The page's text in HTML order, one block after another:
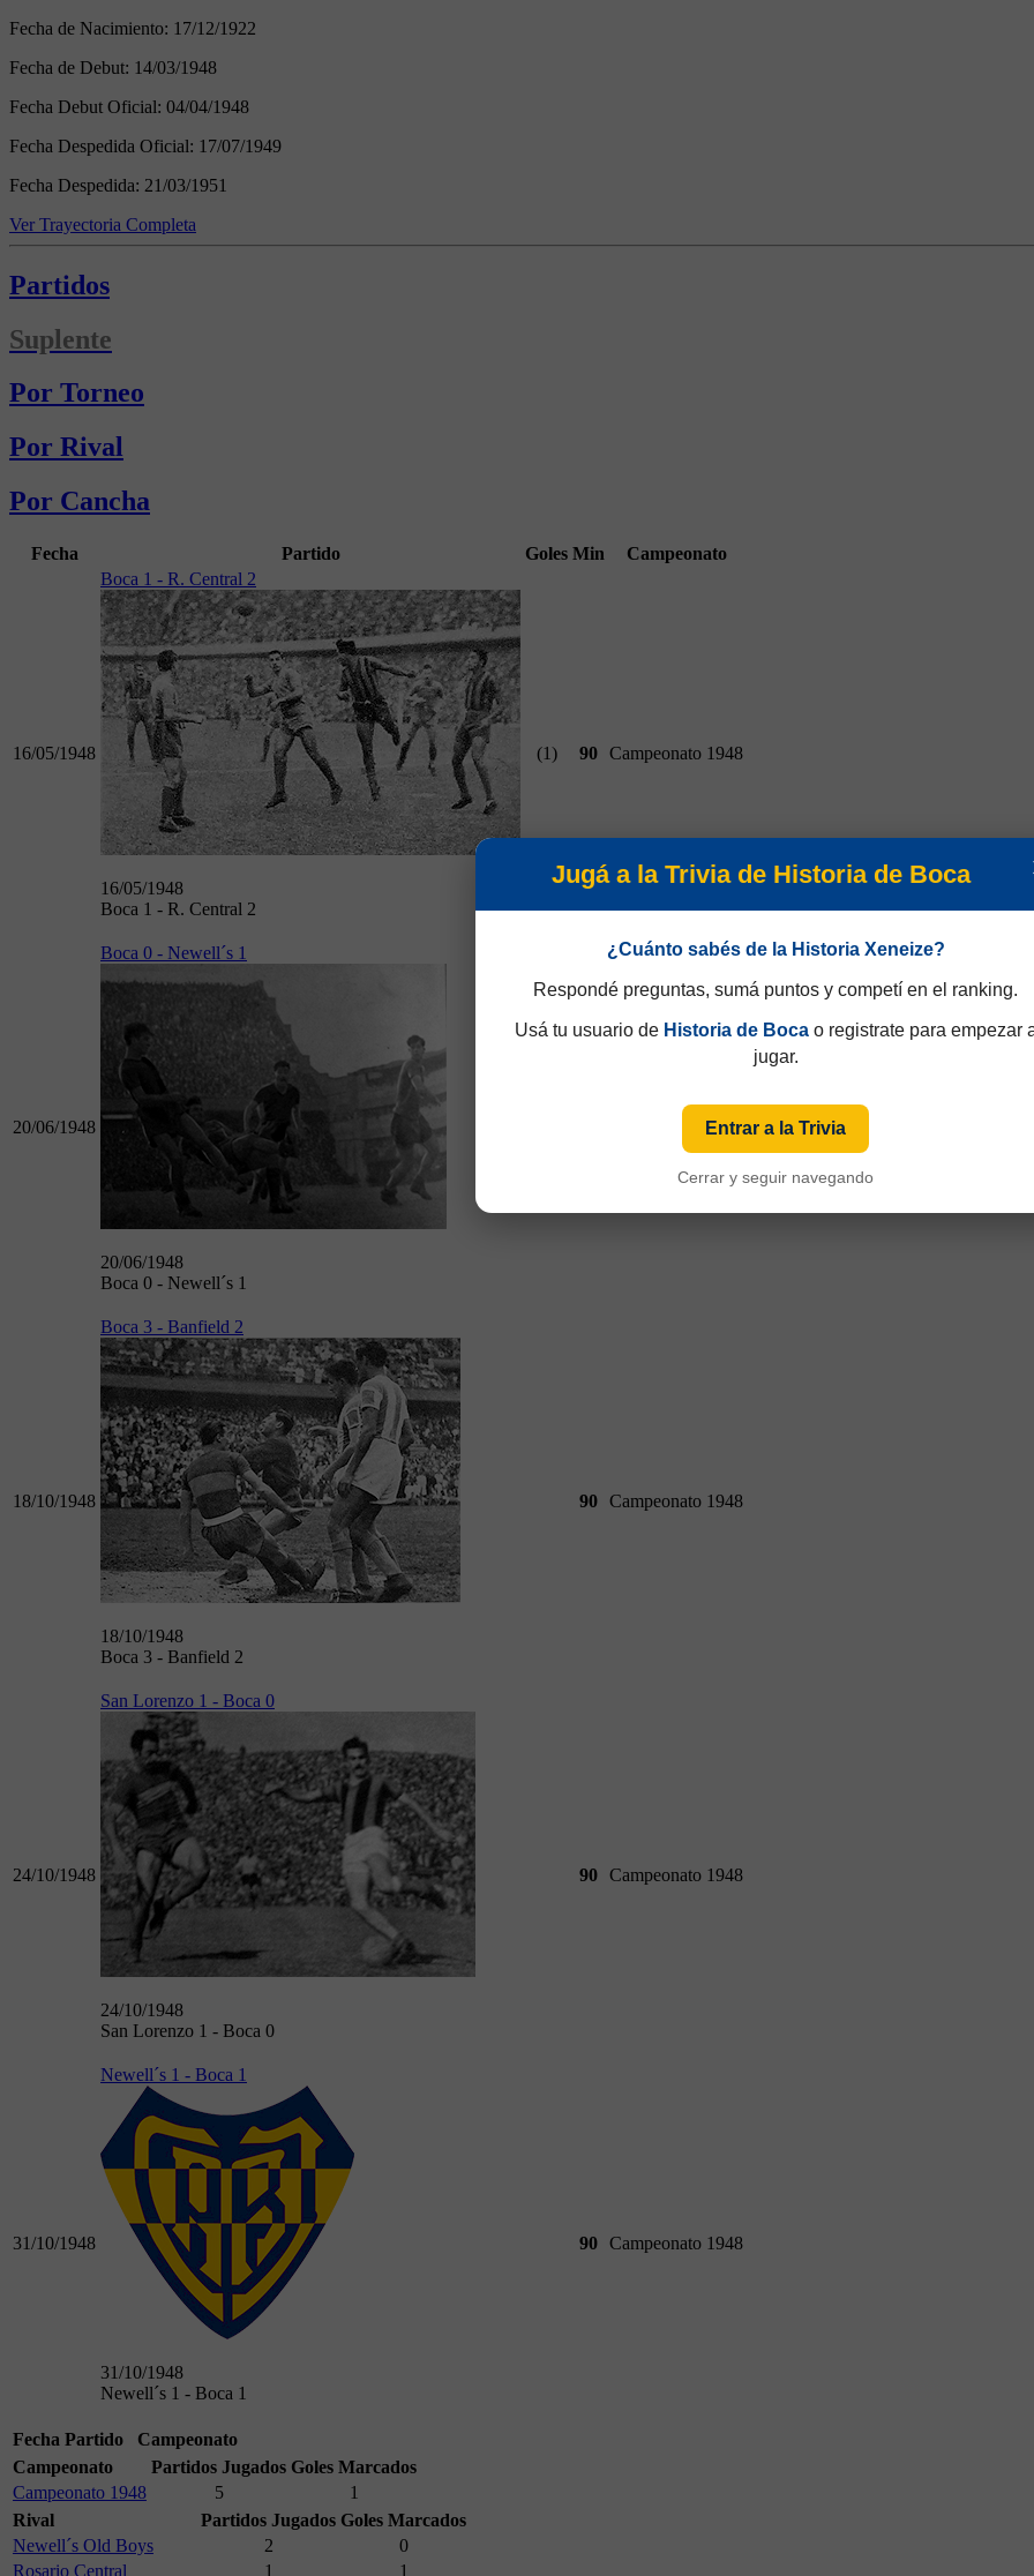
Fecha de Nacimiento: 17/12/1922
Fecha de Debut: 14/03/1948
Fecha Debut Oficial: 04/04/1948
Fecha Despedida Oficial: 17/07/1949
Fecha Despedida: 21/03/1951
Ver Trayectoria Completa
Partidos
Suplente
Por Torneo
Por Rival
Por Cancha
Fecha Partido Goles Min Campeonato
16/05/1948
Boca 1 - R. Central 2
16/05/1948
Boca 1 - R. Central 2
(1) 90 Campeonato 1948
20/06/1948
Boca 0 - Newell´s 1
20/06/1948
Boca 0 - Newell´s 1
Campeonato 1948
18/10/1948
Boca 3 - Banfield 2
18/10/1948
Boca 3 - Banfield 2
90 Campeonato 1948
24/10/1948
San Lorenzo 1 - Boca 0
24/10/1948
San Lorenzo 1 - Boca 0
90 Campeonato 1948
31/10/1948
Newell´s 1 - Boca 1
31/10/1948
Newell´s 1 - Boca 1
90 Campeonato 1948
Fecha Partido
Campeonato
Campeonato
Partidos Jugados Goles Marcados
Campeonato 1948
5
1
Rival
Partidos Jugados Goles Marcados
Newell´s Old Boys
2
0
Rosario Central
1 1
Jugá a la Trivia de Historia de Boca
¿Cuánto sabés de la Historia Xeneize?
Respondé preguntas, sumá puntos y competí en el ranking.
Usá tu usuario de Historia de Bocao registrate para empezar
jugar.
Entrar a la Trivia
Cerrar y seguir navegando